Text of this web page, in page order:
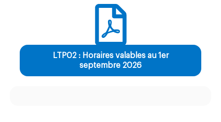
LTP02 : Horaires valables au 1er
septembre 2026